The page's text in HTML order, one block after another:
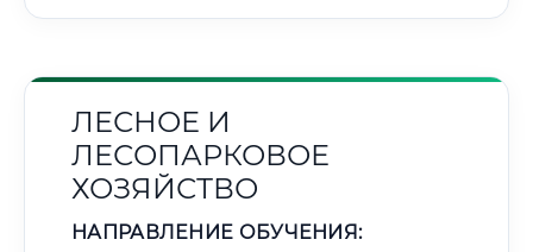
ЛЕСНОЕ И
ЛЕСОПАРКОВОЕ
ХОЗЯЙСТВО
НАПРАВЛЕНИЕ ОБУЧЕНИЯ: